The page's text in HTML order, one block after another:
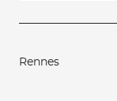
Rennes